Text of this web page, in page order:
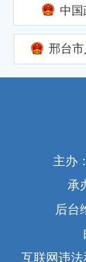
中国
邢台
主办
承
后台
互联网违